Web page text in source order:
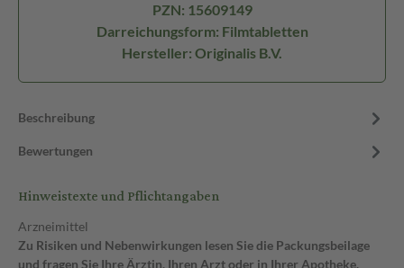
PZN: 15609149
Darreichungsform: Filmtabletten
Hersteller: Originalis B.V.
Beschreibung
Bewertungen
Hinweistexte und Pflichtangaben
Arzneimittel
Zu Risiken und Nebenwirkungen lesen Sie die Packungsbeilage
und fragen Sie Ihre Ärztin, Ihren Arzt oder in Ihrer Apotheke.